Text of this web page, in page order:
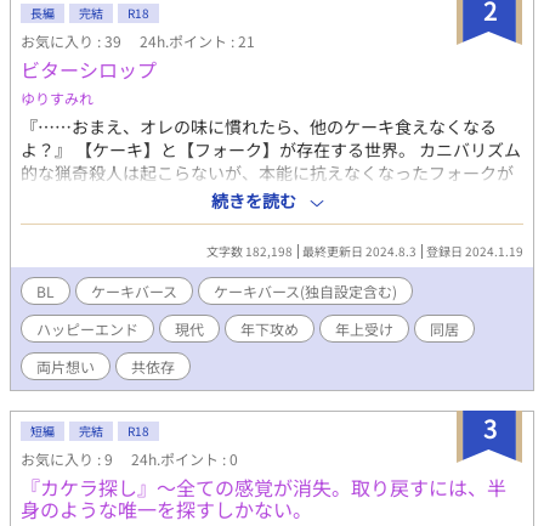
2
長編 完結 R18
お気に入り : 39 24h.ポイント : 21
ビターシロップ
ゆりすみれ
『……おまえ、オレの味に慣れたら、他のケーキ食えなくなる
よ？』 【ケーキ】と【フォーク】が存在する世界。 カニバリズム
的な猟奇殺人は起こらないが、本能に抗えなくなったフォークが
ケーキの体液欲しさに乱暴を働くことは時々ある世界。 ボーイが
全員ケーキという、フォーク専用のウリ専【Vanilla】で働く人気
No.1ケーキの咲十琉架（さとうるか）（26）は、一流ホテルのレ
ストランで働いていたがフォークになり職を失った汐屋和唯（し
おやかずい）（22）を道で拾い、家に連れて帰る。 行くところが
ないという和唯を、家事代行を条件に家に置いてやる琉架。「家
事の対価にオレを舐めていいよ」という琉架と、フォークになり
たての和唯の同居生活が始まって──。 【突然味覚をなくした元
エリートコック（フォーク）】×【人気No.1のウリ専ボーイ（ケ
設定や解釈は独自のものです。詳しい説明は「ケーキバースと
は」のページに記載しています。 ※猟奇的要素は一切なく、ケー
キとフォークがいるということ以外は普通の現代社会の世界観で
す。ほのぼのケーキバースです。
続きを読む
文字数 182,198 最終更新日 2024.8.3 登録日 2024.1.19
BL ケーキバース
ケーキバース(独自設定含む)
ハッピーエンド
現代 年下攻め 年上受け
同居
両片想い
共依存
3
短編 完結 R18
お気に入り : 9 24h.ポイント : 0
『カケラ探し』〜全ての感覚が消失。取り戻すには、半
身のような唯一を探すしかない。